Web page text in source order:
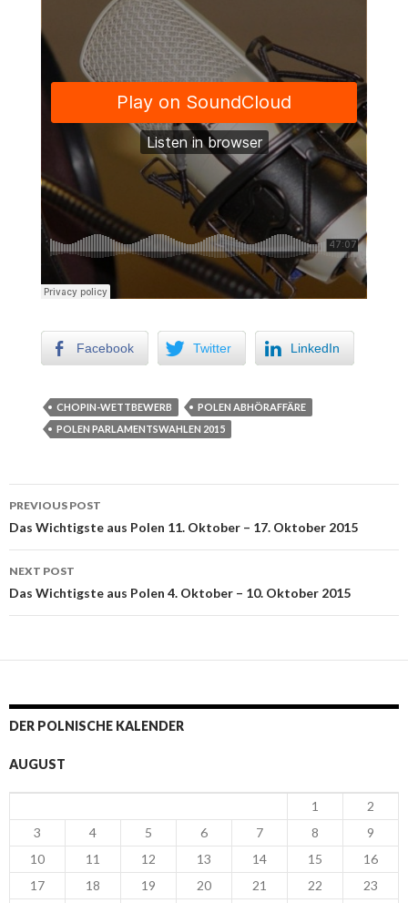
Facebook Twitter LinkedIn
CHOPIN-WETTBEWERB
POLEN ABHÖRAFFÄRE
POLEN PARLAMENTSWAHLEN 2015
Post navigation
PREVIOUS POST
Das Wichtigste aus Polen 11. Oktober – 17. Oktober 2015
NEXT POST
Das Wichtigste aus Polen 4. Oktober – 10. Oktober 2015
DER POLNISCHE KALENDER
AUGUST
1
2
3
4 5 6 7 8
9
10
11 12 13 14 15
16
17
18 19 20 21 22
23